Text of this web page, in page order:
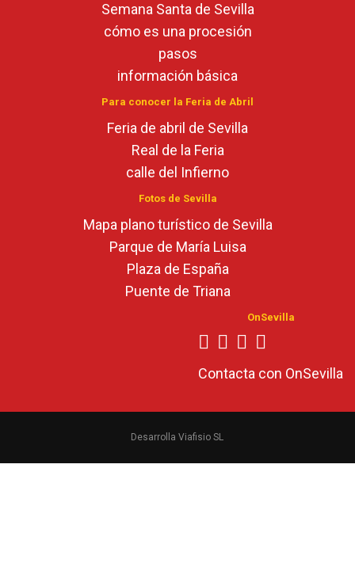
Semana Santa de Sevilla
cómo es una procesión
pasos
información básica
Para conocer la Feria de Abril
Feria de abril de Sevilla
Real de la Feria
calle del Infierno
Fotos de Sevilla
Mapa plano turístico de Sevilla
Parque de María Luisa
Plaza de España
Puente de Triana
OnSevilla
Contacta con OnSevilla
Desarrolla Viafisio SL